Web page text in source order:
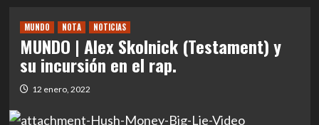
MUNDO NOTA NOTICIAS
MUNDO | Alex Skolnick (Testament) y
su incursión en el rap.
12 enero, 2022